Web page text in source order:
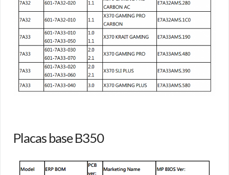
Placas base B350